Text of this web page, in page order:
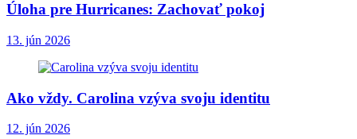
Úloha pre Hurricanes: Zachovať pokoj
13. jún 2026
Ako vždy. Carolina vzýva svoju identitu
12. jún 2026